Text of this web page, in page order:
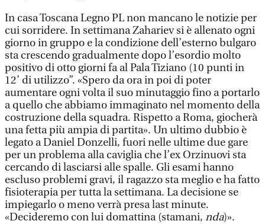
In casa Toscana Legno PL non mancano le notizie per
cui sorridere. In settimana Zahariev si è allenato ogni
giorno in gruppo e la condizione dell’esterno bulgaro
sta crescendo gradualmente dopo l’esordio molto
positivo di otto giorni fa al Pala Tiziano (10 punti in
12’ di utilizzo”. «Spero da ora in poi di poter
aumentare ogni volta il suo minutaggio fino a portarlo
a quello che abbiamo immaginato nel momento della
costruzione della squadra. Rispetto a Roma, giocherà
una fetta più ampia di partita». Un ultimo dubbio è
legato a Daniel Donzelli, fuori nelle ultime due gare
per un problema alla caviglia che l’ex Orzinuovi sta
cercando di lasciarsi alle spalle. Gli esami hanno
escluso problemi gravi, il ragazzo sta meglio e ha fatto
fisioterapia per tutta la settimana. La decisione se
impiegarlo o meno verrà presa last minute.
«Decideremo con lui domattina (stamani, nda)».